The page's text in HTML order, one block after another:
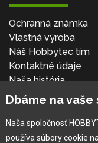
Ochranná známka
Vlastná výroba
Náš Hobbytec tím
Kontaktné údaje
Naša história
Kariéra
Pre zákazníka
Dbáme na vaše
Naša spoločnosť
používa súbory cookie